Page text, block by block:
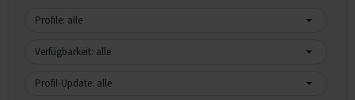
Profile: alle
Verfügbarkeit: alle
Profil-Update: alle